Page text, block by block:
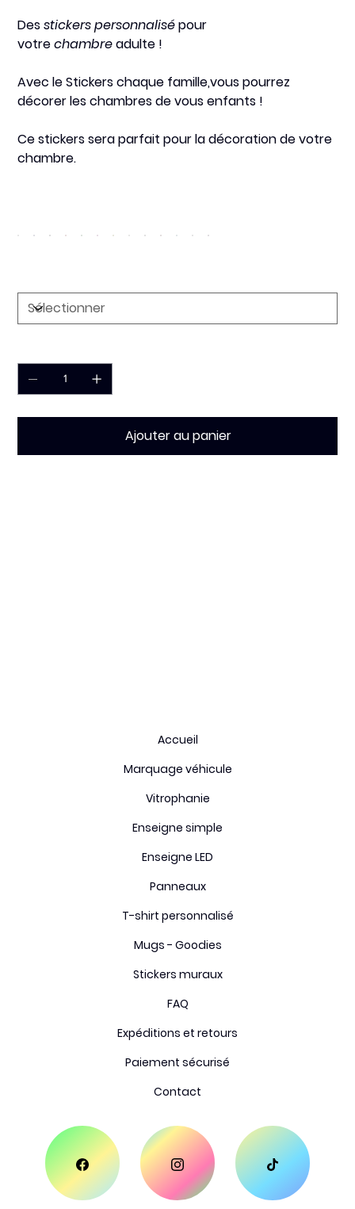
Desstickers personnalisépour
votrechambreadulte !
Avec leStickers chaque famille,vous pourrez
décorer les chambres de vous enfants !
Ce stickers seraparfait pour la décoration de votre
chambre.
Ajouter au panier
Accueil
Marquage véhicule
Vitrophanie
Enseigne simple
Enseigne LED
Panneaux
T-shirt personnalisé
Mugs - Goodies
Stickers muraux
FAQ
Expéditions et retours
Paiement sécurisé
Contact